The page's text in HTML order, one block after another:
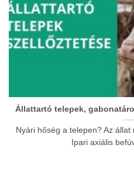
Állattartó telepek,
Nyári hőség a telepen? Az
Ipari axiális